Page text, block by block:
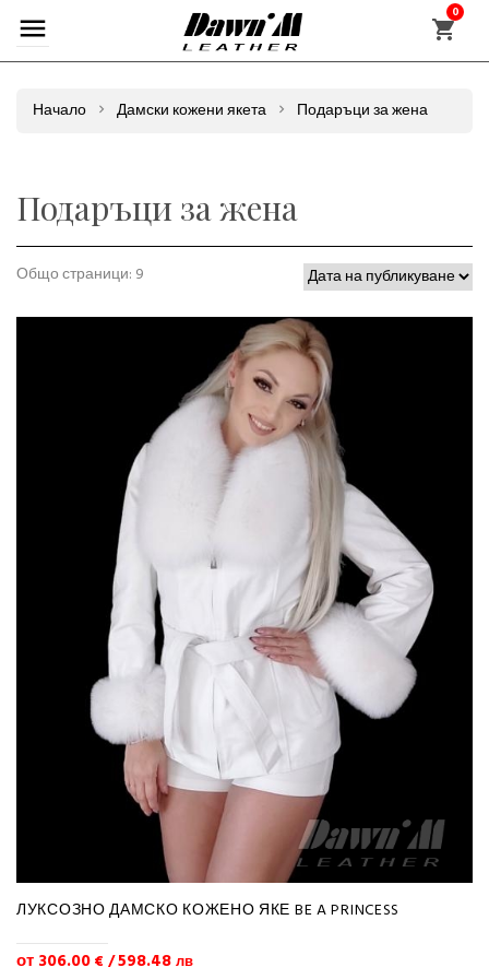
0
Начало Дамски кожени якета Подаръци за жена
Подаръци за жена
Общо страници: 9
ЛУКСОЗНО ДАМСКО КОЖЕНО ЯКЕ BE A PRINCESS
от 306.00€ /598.48лв